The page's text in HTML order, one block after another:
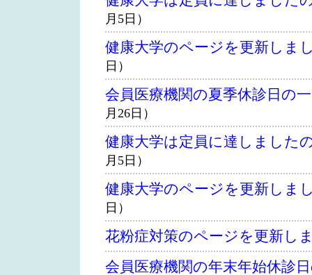
月5日）
健康大学のページを更新しま
日）
会員医療機関の夏季休診日の
月26日）
健康大学は定員に達しました
月5日）
健康大学のページを更新しま
日）
花粉症対策のページを更新し
会員医療機関の年末年始休診